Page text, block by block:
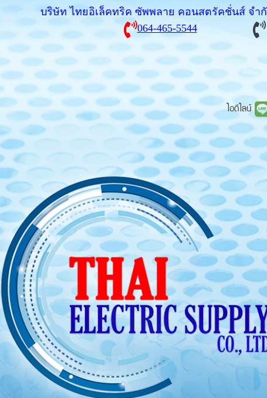
บริษัท ไทยอิเล็คทริค ซัพพลาย คอนสตรัคชั่นส์ จำ
064-465-5544
ไอดีไลน์